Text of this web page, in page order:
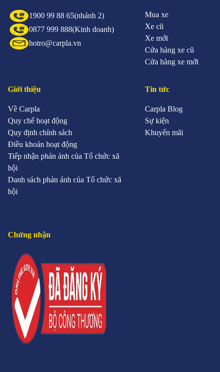
1900 99 88 65(nhánh 2)
0877 999 888(Kinh doanh)
hotro@carpla.vn
Mua xe
Xe cũ
Xe mới
Cửa hàng xe cũ
Cửa hàng xe mới
Giới thiệu
Về Carpla
Quy chế hoạt động
Quy định chính sách
Điều khoản hoạt động
Tiếp nhận phản ánh của Tổ chức xã
hội
Danh sách phản ánh của Tổ chức xã
hội
Tin tức
Carpla Blog
Sự kiện
Khuyến mãi
Chứng nhận